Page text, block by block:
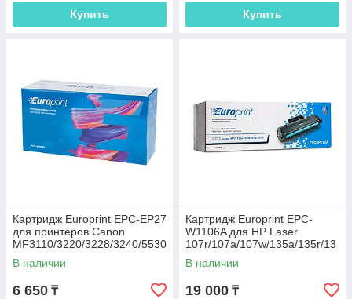
Купить Купить
Картридж Europrint EPC-EP27
для принтеров Canon
MF3110/3220/3228/3240/5530
/5550/5630/5650/5730/5750/5
770,
В наличии
6 650 ₸
Картридж Europrint EPC-
W1106A для HP Laser
107r/107a/107w/135a/135r/13
5w/137fnw
В наличии
19 000 ₸